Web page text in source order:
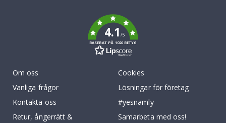
4.1/5
BASERAT PÅ 1026 BETYG
Om oss
Vanliga frågor
Kontakta oss
Retur, ångerrätt &
Cookies
Lösningar för företag
#yesnamly
Samarbeta med oss!